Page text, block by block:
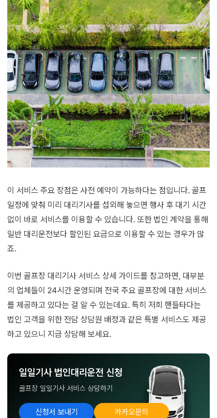
이 서비스 주요 장점은 사전 예약이 가능하다는 점입니다. 골프
일정에 맞춰 미리 대리기사를 섭외해 놓으면 행사 후 대기 시간
없이 바로 서비스를 이용할 수 있습니다. 또한 법인 계약을 통해
일반 대리운전보다 할인된 요금으로 이용할 수 있는 경우가 많
죠.
이번 골프장 대리기사 서비스 상세 가이드를 참고하면, 대부분
의 업체들이 24시간 운영되며 전국 주요 골프장에 대한 서비스
를 제공하고 있다는 걸 알 수 있는데요. 특히 저희 핸들타다는
법인 고객을 위한 전담 상담원 배정과 같은 특별 서비스도 제공
하고 있으니 지금 상담해 보세요.
일일기사 법인대리운전 신청
골프장 일일기사 서비스 상담하기
신청서 보내기 카카오문의